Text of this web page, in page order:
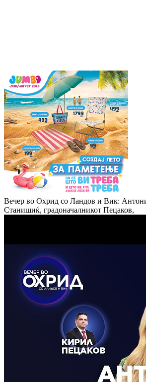
Вечер во Охрид со Ландов и Вик:
Станишиќ, градоначалникот Пецаков,